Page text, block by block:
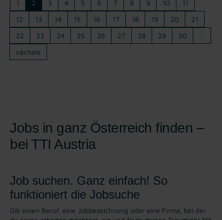
1 2 3 4 5 6 7 8 9 10
11
12
13 14 15 16 17 18 19 20
21
22
23 24 25 26 27 28 29 30
nächste
Jobs in ganz Österreich finden –
bei TTI Austria
Job suchen. Ganz einfach! So
funktioniert die Jobsuche
Gib einen Beruf, eine Jobbezeichnung oder eine Firma, bei der